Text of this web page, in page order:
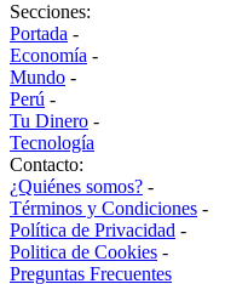
Secciones:
Portada -
Economía -
Mundo -
Perú -
Tu Dinero -
Tecnología
Contacto:
¿Quiénes somos? -
Términos y Condiciones -
Política de Privacidad -
Politica de Cookies -
Preguntas Frecuentes